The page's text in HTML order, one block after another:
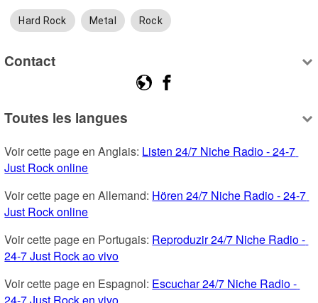
Hard Rock Metal Rock
Contact
Toutes les langues
Voir cette page en Anglais: Listen 24/7 Niche Radio - 24-7
Just Rock online
Voir cette page en Allemand: Hören 24/7 Niche Radio - 24-7
Just Rock online
Voir cette page en Portugais: Reproduzir 24/7 Niche Radio -
24-7 Just Rock ao vivo
Voir cette page en Espagnol: Escuchar 24/7 Niche Radio -
24-7 Just Rock en vivo